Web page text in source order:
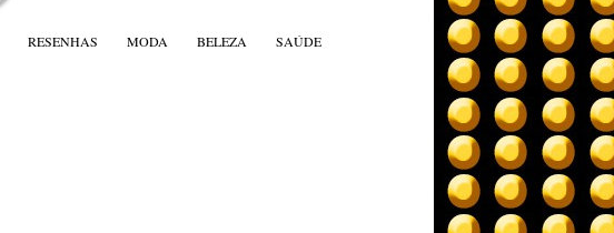
RESENHAS MODA BELEZA SAÚDE